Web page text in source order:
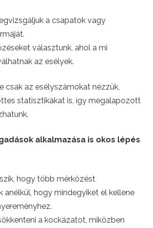
a csapatok vagy
választunk, ahol a mi
az esélyek.
csak az esélyszámokat nézzük,
statisztikákat is, így megalapozott
alkalmazása is okos lépés
hogy több mérkőzést
anélkül, hogy mindegyiket el kellene
a kockázatot, miközben